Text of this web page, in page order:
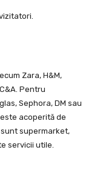
Zara, H&M,
Pentru
Sephora, DM sau
acoperită de
supermarket,
servicii utile.